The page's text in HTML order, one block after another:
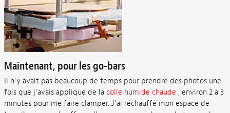
Maintenant, pour les go-bars
Il n’y avait pas beaucoup de temps pour prendre des photos une
fois que j’avais appliqué de la colle humide chaude , environ 2 à 3
minutes pour me faire clamper. J’ai réchauffé mon espace de